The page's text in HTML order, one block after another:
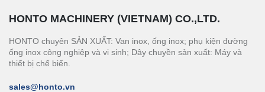
HONTO MACHINERY (VIETNAM) CO.,LTD.
HONTO chuyên SẢN XUẤT: Van inox, ống inox; phụ kiện đường
ống inox công nghiệp và vi sinh; Dây chuyền sản xuất: Máy và
thiết bị chế biến.
sales@honto.vn